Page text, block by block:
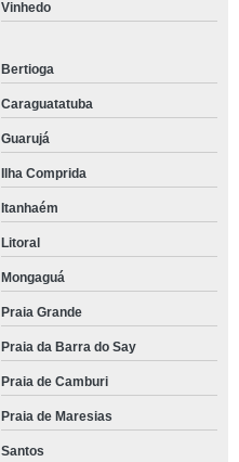
Vinhedo
Bertioga
Caraguatatuba
Guarujá
Ilha Comprida
Itanhaém
Litoral
Mongaguá
Praia Grande
Praia da Barra do Say
Praia de Camburi
Praia de Maresias
Santos